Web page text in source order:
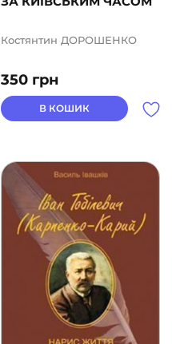
350 грн
Костянтин ДОРОШЕНКО
В КОШИК